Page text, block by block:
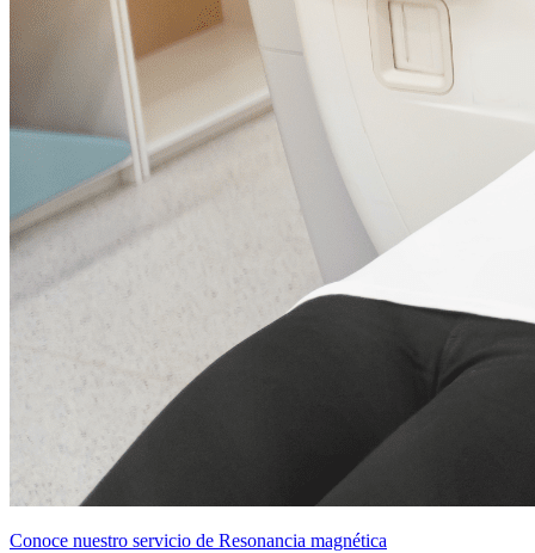
Conoce nuestro servicio de Resonancia magnética